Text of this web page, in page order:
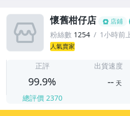
懷舊柑仔店 店鋪
粉絲數 1254 1小時前
人氣賣家
正評
99.9%
總評價 2370
出貨速度
-- 天